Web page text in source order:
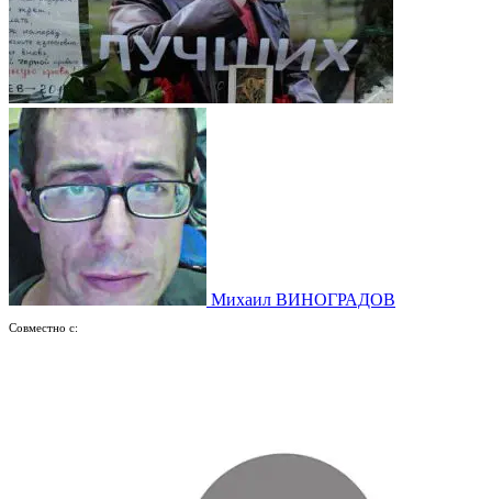
Михаил ВИНОГРАДОВ
Совместно с: